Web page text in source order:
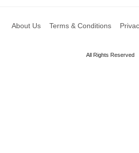
About Us Terms & Conditions
All Rights Reserved